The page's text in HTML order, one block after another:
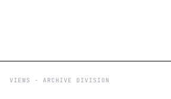
VIEWS - ARCHIVE DIVISION